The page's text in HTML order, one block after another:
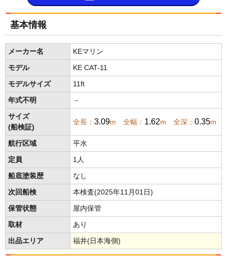
基本情報
メーカー名 KEマリン
モデル KE CAT-11
モデルサイズ 11ft
年式不明 －
サイズ
(船検証)
全長： 3.09m 全幅： 1.62m 全深： 0.35m
航行区域 平水
定員 1人
船底塗装歴 なし
次回船検 本検査(2025年11月01日)
保管状態 屋内保管
取材 あり
出品エリア 福井(日本海側)